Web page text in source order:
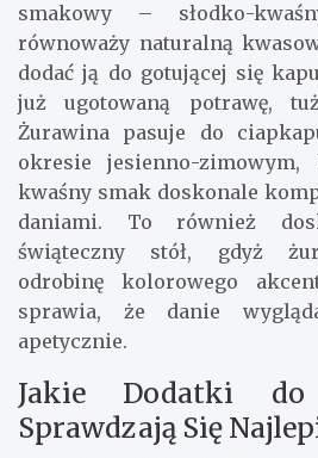
smakowy – słodko-
równoważy naturalną
dodać ją do gotującej się
już ugotowaną potrawę,
Żurawina pasuje do
okresie jesienno-
kwaśny smak doskonale
daniami. To również
świąteczny stół, gdyż
odrobinę kolorowego
sprawia, że danie
apetycznie.
Jakie Dodatki do
Sprawdzają Się